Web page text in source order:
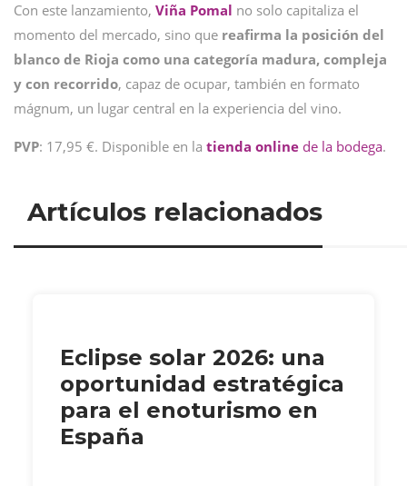
Con este lanzamiento, Viña Pomal no solo capitaliza el
momento del mercado, sino que reafirma la posición del
blanco de Rioja como una categoría madura, compleja
y con recorrido, capaz de ocupar, también en formato
mágnum, un lugar central en la experiencia del vino.
PVP: 17,95 €. Disponible en la tienda online de la bodega.
Artículos relacionados
Eclipse solar 2026: una
oportunidad estratégica
para el enoturismo en
España